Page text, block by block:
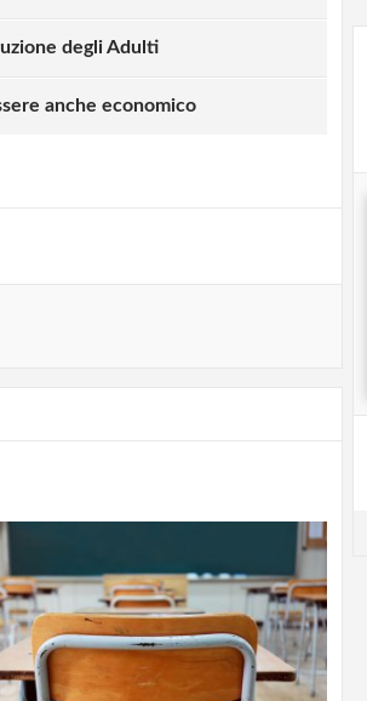
degli Adulti
anche economico
commentare!